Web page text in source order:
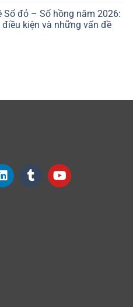
Sổ đỏ – Sổ hồng năm 2026:
kiện và những vấn đề